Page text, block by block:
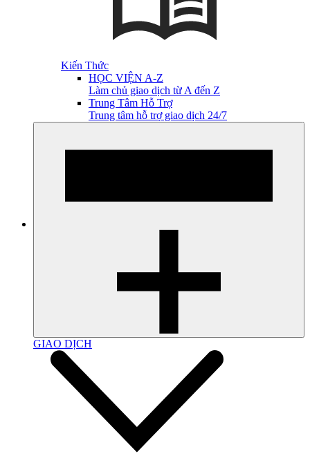
Kiến Thức
HỌC VIỆN A-Z
Làm chủ giao dịch từ A đến Z
Trung Tâm Hỗ Trợ
Trung tâm hỗ trợ giao dịch 24/7
GIAO DỊCH